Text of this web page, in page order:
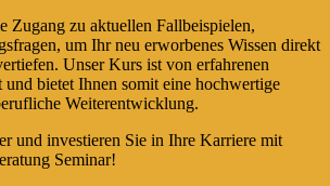
Zugang zu aktuellen Fallbeispielen,
um Ihr neu erworbenes Wissen direkt
Unser Kurs ist von erfahrenen
bietet Ihnen somit eine hochwertige
Weiterentwicklung.
und investieren Sie in Ihre Karriere mit
Seminar!